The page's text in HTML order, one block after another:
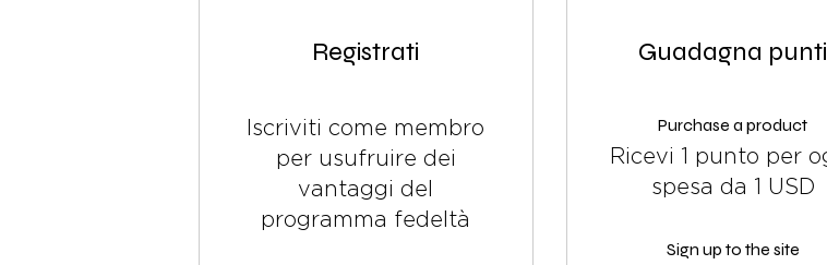
Registrati
Iscriviti come membro
per usufruire dei
vantaggi del
programma fedeltà
Guadagna punti
Purchase a product
Ricevi 1 punto per
spesa da 1 USD
Sign up to the site